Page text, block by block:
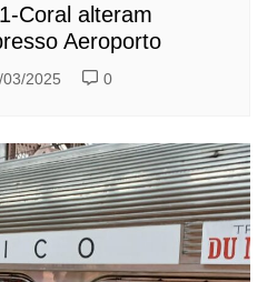
Coral alteram
Aeroporto
03/2025 0